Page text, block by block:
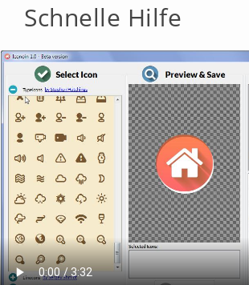
Schnelle Hilfe